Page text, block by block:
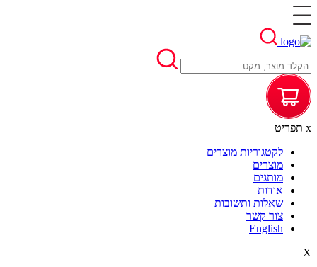
x תפריט
לקטגוריות מוצרים
מוצרים
מותגים
אודות
שאלות ותשובות
צור קשר
English
X